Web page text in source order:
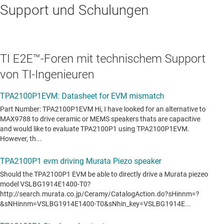
Support und Schulungen
TI E2E™-Foren mit technischem Support
von TI-Ingenieuren